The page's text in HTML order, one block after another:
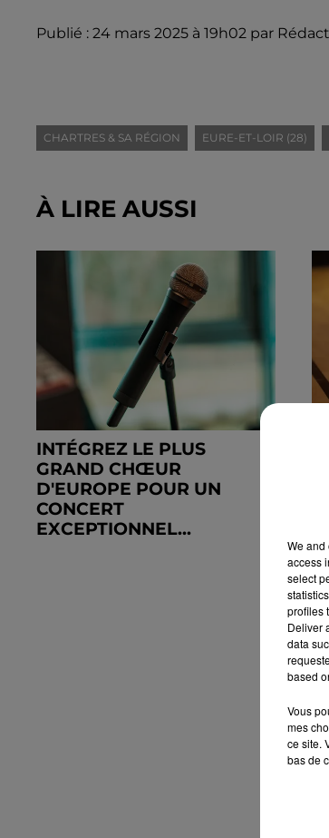
Publié : 24 mars 2025 à 19h02 par
CHARTRES & SA RÉGION EURE-ET-LOIR (28)
À LIRE AUSSI
INTÉGREZ LE PLUS
GRAND CHŒUR
D'EUROPE POUR UN
CONCERT
EXCEPTIONNEL...
We and
access
select
profiles
Deliver
data
based
Vous
mes
ce site.
bas de